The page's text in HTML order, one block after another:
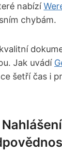
nabízí
chybám.
Jak uvádí
šetří čas i